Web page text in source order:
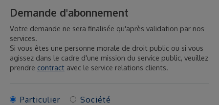
Demande d'abonnement
Votre demande ne sera finalisée qu'après validation par nos
services.
Si vous êtes une personne morale de droit public ou si vous
agissez dans le cadre d'une mission du service public, veuillez
prendre contract avec le service relations clients.
Particulier Société